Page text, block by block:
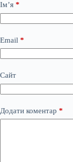
Ім’я *
Email *
Сайт
Додати коментар *